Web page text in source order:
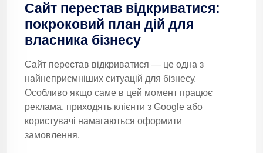
Сайт перестав відкриватися:
покроковий план дій для
власника бізнесу
Сайт перестав відкриватися — це одна з
найнеприємніших ситуацій для бізнесу.
Особливо якщо саме в цей момент працює
реклама, приходять клієнти з Google або
користувачі намагаються оформити
замовлення.